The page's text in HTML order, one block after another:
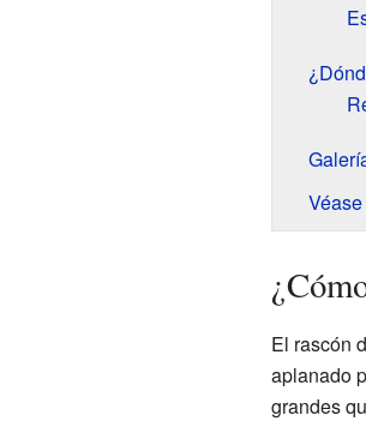
El rascón
aplanado
grandes